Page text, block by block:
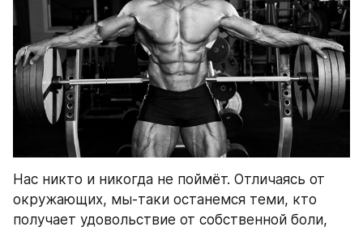
Нас никто и никогда не поймёт. Отличаясь от
окружающих, мы-таки останемся теми, кто
получает удовольствие от собственной боли,